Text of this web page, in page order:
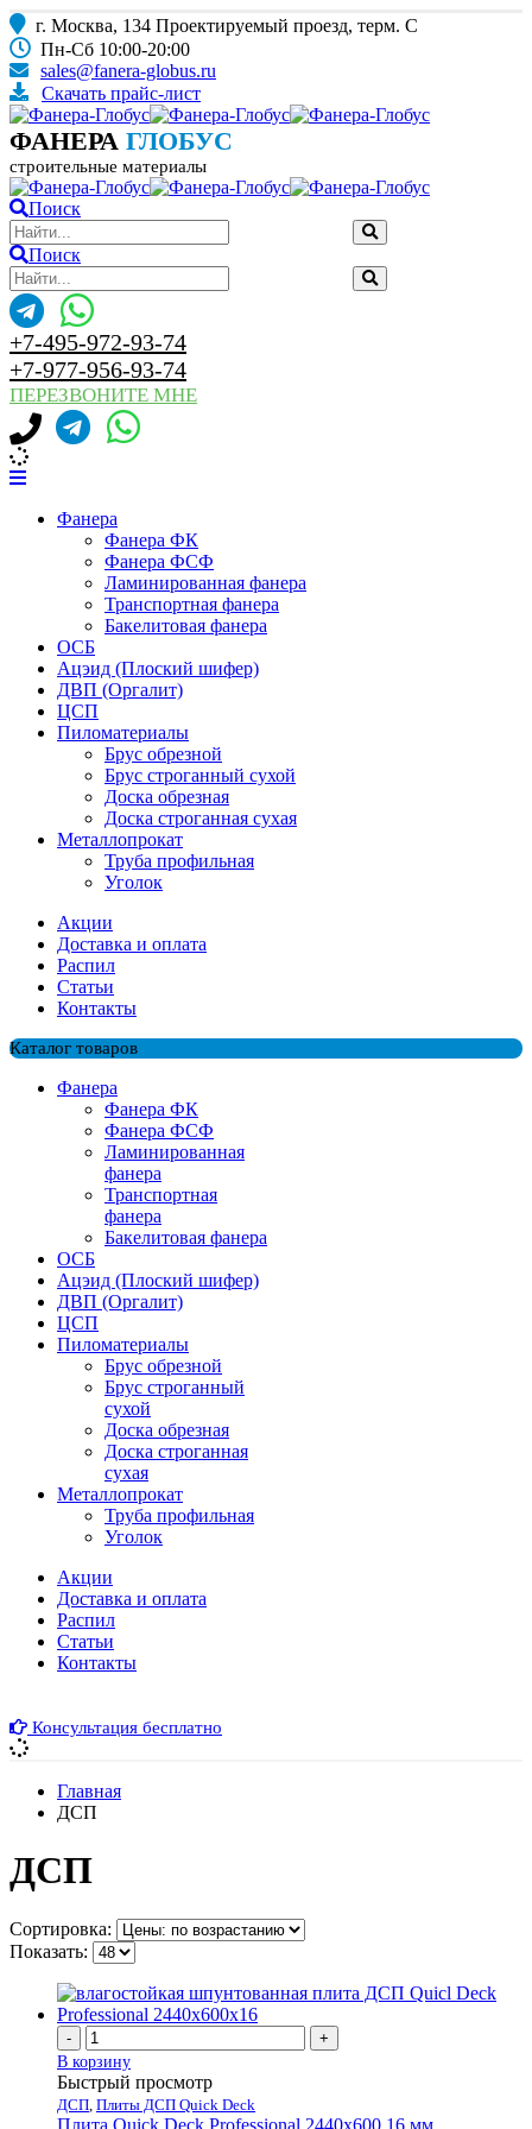
г. Москва, 134 Проектируемый проезд, терм. С
Пн-Сб 10:00-20:00
sales@fanera-globus.ru
Скачать прайс-лист
ФАНЕРА ГЛОБУС
строительные материалы
Поиск
Поиск
+7-495-972-93-74
+7-977-956-93-74
ПЕРЕЗВОНИТЕ МНЕ
Фанера
Фанера ФК
Фанера ФСФ
Ламинированная фанера
Транспортная фанера
Бакелитовая фанера
ОСБ
Ацэид (Плоский шифер)
ДВП (Оргалит)
ЦСП
Пиломатериалы
Брус обрезной
Брус строганный сухой
Доска обрезная
Доска строганная сухая
Металлопрокат
Труба профильная
Уголок
Акции
Доставка и оплата
Распил
Cтатьи
Контакты
Каталог товаров
Фанера
Фанера ФК
Фанера ФСФ
Ламинированная
фанера
Транспортная
фанера
Бакелитовая фанера
ОСБ
Ацэид (Плоский шифер)
ДВП (Оргалит)
ЦСП
Пиломатериалы
Брус обрезной
Брус строганный
сухой
Доска обрезная
Доска строганная
сухая
Металлопрокат
Труба профильная
Уголок
Акции
Доставка и оплата
Распил
Cтатьи
Контакты
Консультация бесплатно
Главная
ДСП
ДСП
Сортировка:
Показать:
-
+
В корзину
Быстрый просмотр
ДСП Плиты ДСП Quick Deck
Плита Quick Deck Professional 2440х600 16 мм